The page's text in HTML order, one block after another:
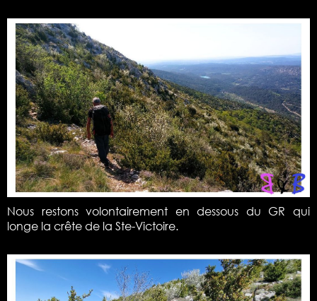
Nous restons volontairement en dessous du GR qui
longe la crête de la Ste-Victoire.